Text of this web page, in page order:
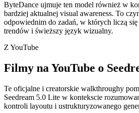
ByteDance ujmuje ten model również w
bardziej aktualnej visual awareness. To
odpowiednim do zadań, w których liczą
trendów i świeższy język wizualny.
Z YouTube
Filmy na YouTube o
Te oficjalne i creatorskie walkthroughy
Seedream 5.0 Lite w kontekscie
kontroli layoutu i ustrukturyzowanego